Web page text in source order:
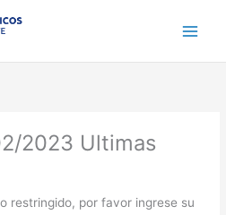
2023 Ultimas
restringido, por favor ingrese su